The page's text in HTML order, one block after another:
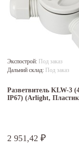
Экспострой: Под заказ
Дальний склад: Под заказ
Разветвитель KLW-3
IP67) (Arlight,
2 951,42 ₽